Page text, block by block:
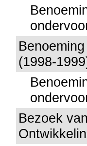
(1998-
Bezoek